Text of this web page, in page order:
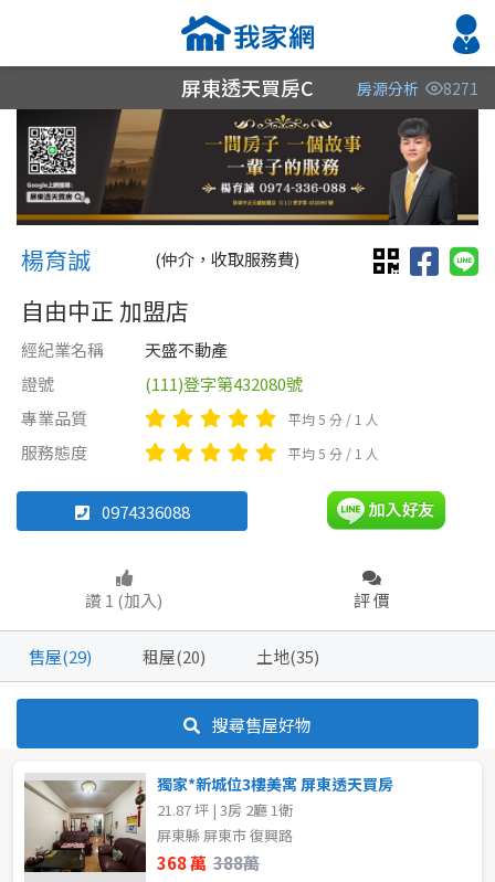
縣市
不限
高雄市
區域
類型(可複選)
不拘 公寓 電梯大樓 別墅
不拘
20坪以下
30~40 坪
40~50 坪 50~60 坪
60~70 坪
縣市
不限
高雄市
嘉義縣
區域
售價
縣市
不限
區域
類型(可複選)
不拘 整層住家 獨立套房 其他住宅
不拘
20坪以下
30~40 坪
40~50 坪 70~80 坪
80坪以上
屏東透天買房C 房源分析 8271
楊育誠 楊育誠
楊育誠 (仲介，收取服務費)
自由中正 加盟店
經紀業名稱
天盛不動產
證號
(111)登字第432080號
專業品質
平均 5 分 / 1 人
服務態度 平均 5 分 / 1 人
0974336088
讚 1 (加入) 評 價
售屋(29) 租屋(20) 土地(35)
搜尋售屋好物
獨家*新城位3樓美寓 屏東透天買房
21.87 坪 | 3房 2廳 1衛
屏東縣 屏東市 復興路
368 萬 388萬